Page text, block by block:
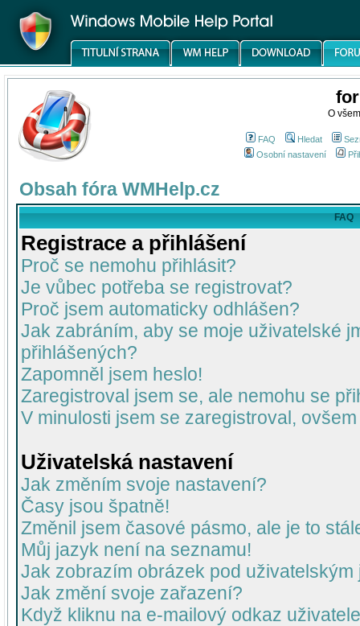
O
FAQ Hledat
Osobní nastavení
Obsah fóra WMHelp.cz
FAQ
Registrace a přihlášení
Proč se nemohu přihlásit?
Je vůbec potřeba se registrovat?
Proč jsem automaticky odhlášen?
Jak zabráním, aby se moje uživatelské
přihlášených?
Zapomněl jsem heslo!
Zaregistroval jsem se, ale nemohu se
V minulosti jsem se zaregistroval,
Uživatelská nastavení
Jak změním svoje nastavení?
Časy jsou špatně!
Změnil jsem časové pásmo, ale je to
Můj jazyk není na seznamu!
Jak zobrazím obrázek pod uživatelským
Jak změní svoje zařazení?
Když kliknu na e-mailový odkaz